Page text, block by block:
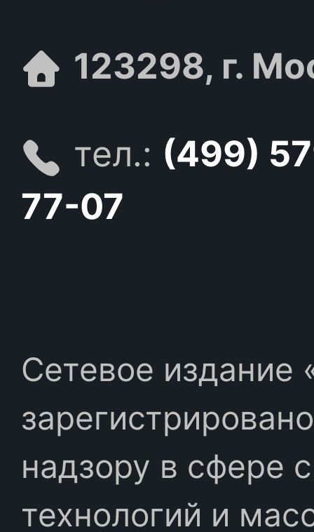
123298, г.
тел.: (499)
77-07
Сетевое издание
надзору в сфере
технологий и